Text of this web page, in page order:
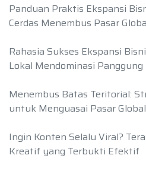
Panduan Praktis Ekspansi
Cerdas Menembus Pasar
Rahasia Sukses Ekspansi
Lokal Mendominasi
Menembus Batas Teritorial:
untuk Menguasai Pasar
Ingin Konten Selalu Viral?
Kreatif yang Terbukti Efektif